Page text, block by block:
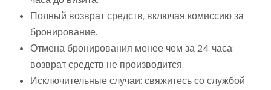
Полный возврат средств, включая комиссию за
бронирование.
Отмена бронирования менее чем за 24 часа:
возврат средств не производится.
Исключительные случаи: свяжитесь со службой